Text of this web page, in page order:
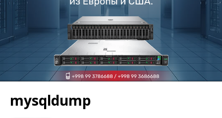
mysqldump